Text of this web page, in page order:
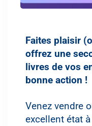
Faites plaisir
offrez une
livres de vos
bonne action !
Venez vendre
excellent état